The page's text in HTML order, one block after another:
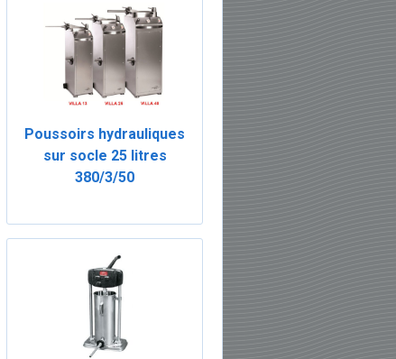
Poussoirs hydrauliques
sur socle 25 litres
380/3/50